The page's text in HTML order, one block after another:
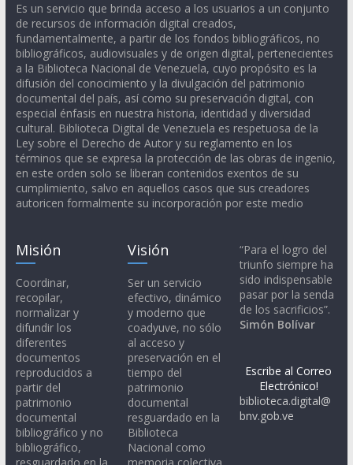
Es un servicio que brinda acceso a los usuarios a un conjunto
de recursos de información digital creados,
fundamentalmente, a partir de los fondos bibliográficos, no
bibliográficos, audiovisuales y de origen digital, pertenecientes
a la Biblioteca Nacional de Venezuela, cuyo propósito es la
difusión del conocimiento y la divulgación del patrimonio
documental del país, así como su preservación digital, con
especial énfasis en nuestra historia, identidad y diversidad
cultural. Biblioteca Digital de Venezuela es respetuosa de la
Ley sobre el Derecho de Autor y su reglamento en los
términos que se expresa la protección de las obras de ingenio,
en este orden solo se liberan contenidos exentos de su
cumplimiento, salvo en aquellos casos que sus creadores
autoricen formalmente su incorporación por este medio
Misión
Coordinar,
recopilar,
normalizar y
difundir los
diferentes
documentos
reproducidos a
partir del
patrimonio
documental
bibliográfico y no
bibliográfico,
Visión
Ser un servicio
efectivo, dinámico
y moderno que
coadyuve, no sólo
al acceso y
preservación en el
tiempo del
patrimonio
documental
resguardado en la
Biblioteca
Nacional como
“Para el logro del
triunfo siempre ha
sido indispensable
pasar por la senda
de los sacrificios”.
Simón Bolívar
Escribe al Correo
Electrónico!
biblioteca.digital@
bnv.gob.ve